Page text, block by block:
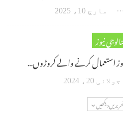
رانا محمد امین اکبر مارچ 10، 2025
نیوز
استعمال کرنے والے کروڑوں…
جولائی 20، 2024
دیکھیں